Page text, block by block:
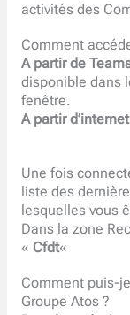
activités des
Comment
A partir de
disponible dans
fenêtre.
A partir d’internet
Une fois
liste des
lesquelles vous
Dans la zone
« Cfdt«
Comment puis-
Groupe Atos ?